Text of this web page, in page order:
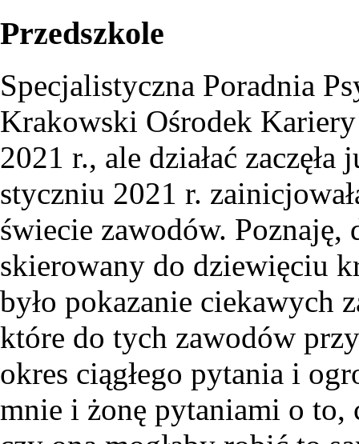
Przedszkole
Specjalistyczna Poradnia
Krakowski Ośrodek
2021 r., ale działać
styczniu 2021 r.
świecie zawodów.
skierowany do dziewięciu
było pokazanie ciekawych
które do tych zawodów
okres ciągłego pytania i
mnie i żonę pytaniami o to,